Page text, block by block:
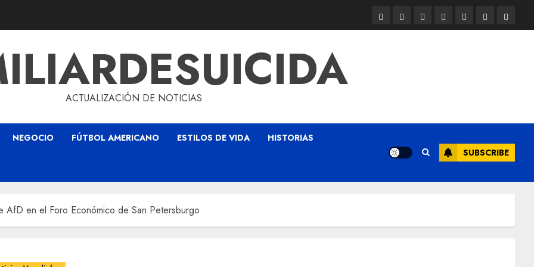
ACTUALIZACIÓN DE NOTICIAS
NEGOCIO FÚTBOL AMERICANO ESTILOS DE VIDA
HISTORIAS
SUBSCRIBE
AfD en el Foro Económico de San Petersburgo